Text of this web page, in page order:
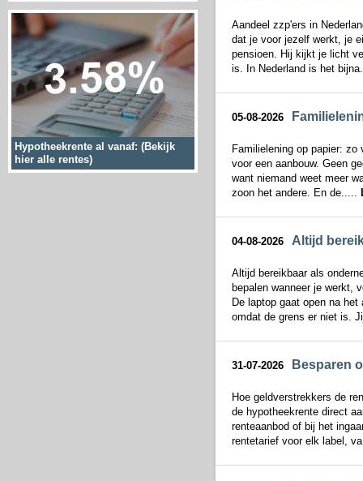
Hypotheekrente al vanaf: (Bekijk
hier alle rentes)
Aandeel zzp'ers in
dat je voor jezelf werkt, je
pensioen. Hij kijkt je licht
is. In Nederland is het
05-08-2026
Familielening op papier:
voor een aanbouw. Geen
want niemand weet meer
zoon het andere. En de.....
04-08-2026 Altijd
Altijd bereikbaar als
bepalen wanneer je werkt,
De laptop gaat open na
omdat de grens er niet is.
31-07-2026 Besparen
Hoe geldverstrekkers de
de hypotheekrente direct
renteaanbod of bij het
rentetarief voor elk label,